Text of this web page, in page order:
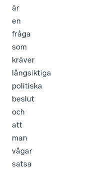
är
en
fråga
som
kräver
långsiktiga
politiska
beslut
och
att
man
vågar
satsa